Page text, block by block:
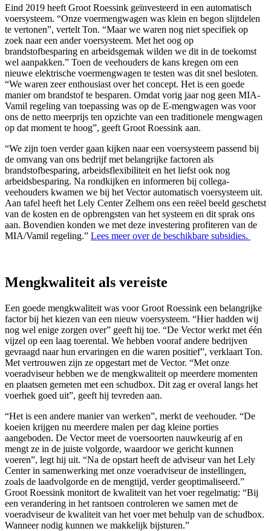
Eind 2019 heeft Groot Roessink geïnvesteerd in een automatisch
voersysteem. “Onze voermengwagen was klein en begon slijtdelen
te vertonen”, vertelt Ton. “Maar we waren nog niet specifiek op
zoek naar een ander voersysteem. Met het oog op
brandstofbesparing en arbeidsgemak wilden we dit in de toekomst
wel aanpakken.” Toen de veehouders de kans kregen om een
nieuwe elektrische voermengwagen te testen was dit snel besloten.
“We waren zeer enthousiast over het concept. Het is een goede
manier om brandstof te besparen. Omdat vorig jaar nog geen MIA-
Vamil regeling van toepassing was op de E-mengwagen was voor
ons de netto meerprijs ten opzichte van een traditionele mengwagen
op dat moment te hoog”, geeft Groot Roessink aan.
“We zijn toen verder gaan kijken naar een voersysteem passend bij
de omvang van ons bedrijf met belangrijke factoren als
brandstofbesparing, arbeidsflexibiliteit en het liefst ook nog
arbeidsbesparing. Na rondkijken en informeren bij collega-
veehouders kwamen we bij het Vector automatisch voersysteem uit.
Aan tafel heeft het Lely Center Zelhem ons een reëel beeld geschetst
van de kosten en de opbrengsten van het systeem en dit sprak ons
aan. Bovendien konden we met deze investering profiteren van de
MIA/Vamil regeling.” Lees meer over de beschikbare subsidies.
Mengkwaliteit als vereiste
Een goede mengkwaliteit was voor Groot Roessink een belangrijke
factor bij het kiezen van een nieuw voersysteem. “Hier hadden wij
nog wel enige zorgen over” geeft hij toe. “De Vector werkt met één
vijzel op een laag toerental. We hebben vooraf andere bedrijven
gevraagd naar hun ervaringen en die waren positief”, verklaart Ton.
Met vertrouwen zijn ze opgestart met de Vector. “Met onze
voeradviseur hebben we de mengkwaliteit op meerdere momenten
en plaatsen gemeten met een schudbox. Dit zag er overal langs het
voerhek goed uit”, geeft hij tevreden aan.
“Het is een andere manier van werken”, merkt de veehouder. “De
koeien krijgen nu meerdere malen per dag kleine porties
aangeboden. De Vector meet de voersoorten nauwkeurig af en
mengt ze in de juiste volgorde, waardoor we gericht kunnen
voeren”, legt hij uit. “Na de opstart heeft de adviseur van het Lely
Center in samenwerking met onze voeradviseur de instellingen,
zoals de laadvolgorde en de mengtijd, verder geoptimaliseerd.”
Groot Roessink monitort de kwaliteit van het voer regelmatig: “Bij
een verandering in het rantsoen controleren we samen met de
voeradviseur de kwaliteit van het voer met behulp van de schudbox.
Wanneer nodig kunnen we makkelijk bijsturen.”